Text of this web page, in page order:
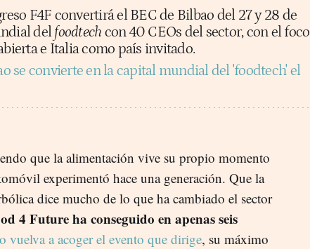
F4F convertirá el BEC de Bilbao del 27 y 28 de
delfoodtech con 40 CEOs del sector, con el foco
e Italia como país invitado.
se convierte en la capital mundial del 'foodtech' el
que la alimentación vive su propio momento
experimentó hace una generación. Que la
dice mucho de lo que ha cambiado el sector
4 Future ha conseguido en apenas seis
vuelva a acoger el evento que dirige, su máximo